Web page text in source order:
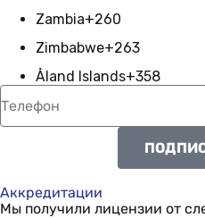
Zambia+260
Zimbabwe+263
Åland Islands+358
Аккредитации
Мы получили лицензии от